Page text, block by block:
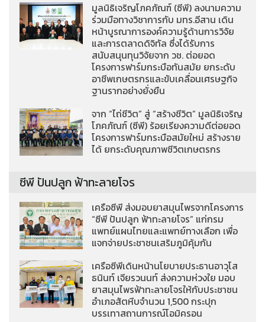
มูลนิธิเจริญโภคภัณฑ์ (ซีพี) ลงนามความ
ร่วมมือทางวิชาการกับ มทร.อีสาน เดิน
หน้าบูรณาการองค์ความรู้ด้านการวิจัย
และการตลาดดิจิทัล ซึ่งได้รับการ
สนับสนุนทุนวิจัยจาก วช. ต่อยอด
โครงการฟาร์มกระบือทันสมัย ยกระดับ
อาชีพเกษตรกรและขับเคลื่อนเศรษฐกิจ
ฐานรากอย่างยั่งยืน
จาก “ไถ่ชีวิต” สู่ “สร้างชีวิต” มูลนิธิเจริญ
โภคภัณฑ์ (ซีพี) ร้อยเรียงความดีต่อยอด
โครงการฟาร์มกระบือสมัยใหม่ สร้างราย
ได้ ยกระดับคุณภาพชีวิตเกษตรกร
ซีพี ปันปลูก ฟ้าทะลายโจร
เครือซีพี ส่งมอบยาสมุนไพรจากโครงการ
“ซีพี ปันปลูก ฟ้าทะลายโจร” แก่กรม
แพทย์แผนไทยและแพทย์ทางเลือก เพื่อ
แจกจ่ายประชาชนเสริมภูมิคุ้มกัน
เครือซีพีเดินหน้านโยบายประธานอาวุโส
ธนินท์ เจียรวนนท์ ส่งความห่วงใย มอบ
ยาสมุนไพรฟ้าทะลายโจรให้กับประชาชน
อำเภอสัตหีบจำนวน 1,500 กระปุก
บรรเทาสถานการณ์โอมิครอน